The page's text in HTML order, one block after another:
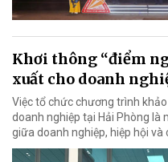
Khơi thông “điểm
xuất cho doanh
Việc tổ chức chương trình
doanh nghiệp tại Hải Phòng
giữa doanh nghiệp, hiệp hội và